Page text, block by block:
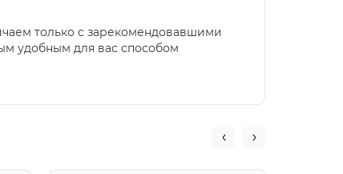
только с зарекомендовавшими
удобным для вас способом